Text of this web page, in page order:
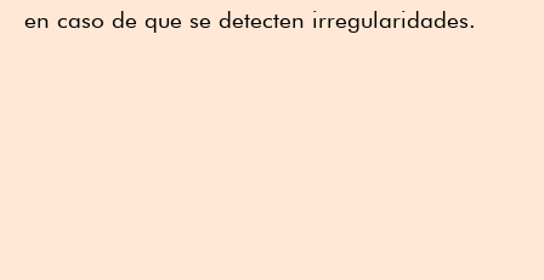
en caso de que se detecten irregularidades.